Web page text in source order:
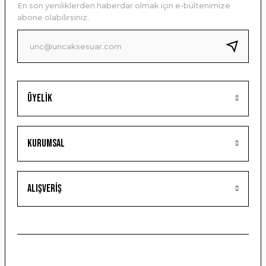
Ürün bilgilerinde hatalar bulunuyor.
Ürün fiyatı diğer sitelerden daha pahalı.
Bu ürüne benzer farklı alternatifler olmalı.
Gönder
Üyelik
Kurumsal
Alışveriş
En son yeniliklerden haberdar olmak için e-bültenimize
abone olabilirsiniz.